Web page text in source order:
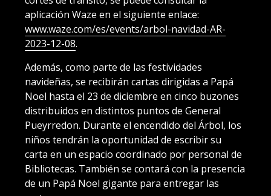
aplicación Waze en el siguiente enlace:
www.waze.com/es/events/arbol-navidad-AR-
2023-12-08.
Además, como parte de las festividades
navideñas, se recibirán cartas dirigidas a Papá
Noel hasta el 23 de diciembre en cinco buzones
distribuidos en distintos puntos de General
Pueyrredon. Durante el encendido del Árbol, los
niños tendrán la oportunidad de escribir su
carta en un espacio coordinado por personal de
Bibliotecas. También se contará con la presencia
de un Papá Noel gigante para entregar las